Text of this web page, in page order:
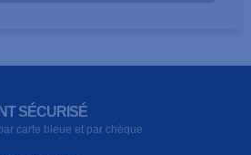
SÉCURISÉ
carte bleue et par chèque